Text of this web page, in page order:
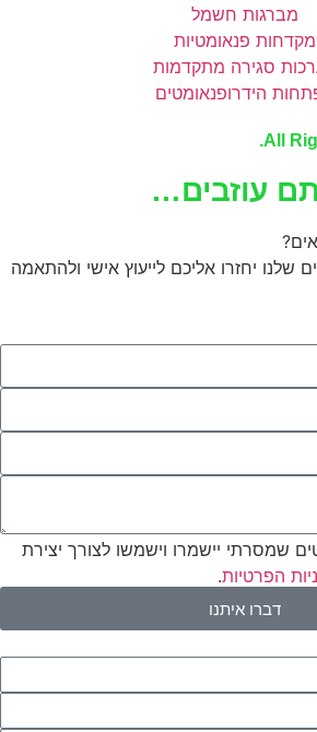
מברגות חשמל
מקדחות פנאומטיות
סגירה מתקדמות
הידרופנאומטים
עוזבים…
שלנו יחזרו אליכם לייעוץ אישי ולהתאמה
שמסרתי יישמרו וישמשו לצורך יצירת
הפרטיות.
דברו איתנו